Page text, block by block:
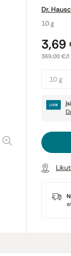
Dr.
10 g
3,69
369.00 €/l
10 g